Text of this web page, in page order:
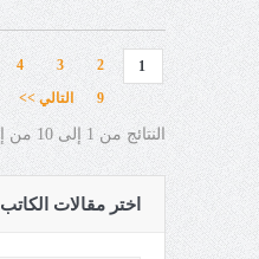
1
2
3
4
9
التالي >>
النتائج من 1 إلى 10 من إجمالي 87
اختر مقالات الكاتب